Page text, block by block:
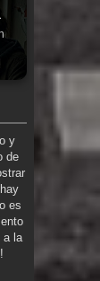
y
de
es
a la